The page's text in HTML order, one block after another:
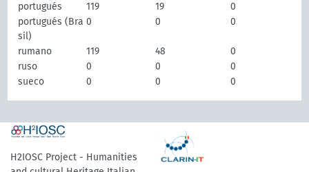
portugués
119 19
0
portugués (Bra
sil)
0 0 0
rumano 119 48
0
ruso
0 0
0
sueco
0 0 0
H2IOSC Project - Humanities